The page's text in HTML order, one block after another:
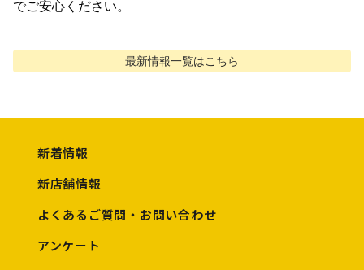
でご安心ください。
最新情報一覧はこちら
新着情報
新店舗情報
よくあるご質問・お問い合わせ
アンケート